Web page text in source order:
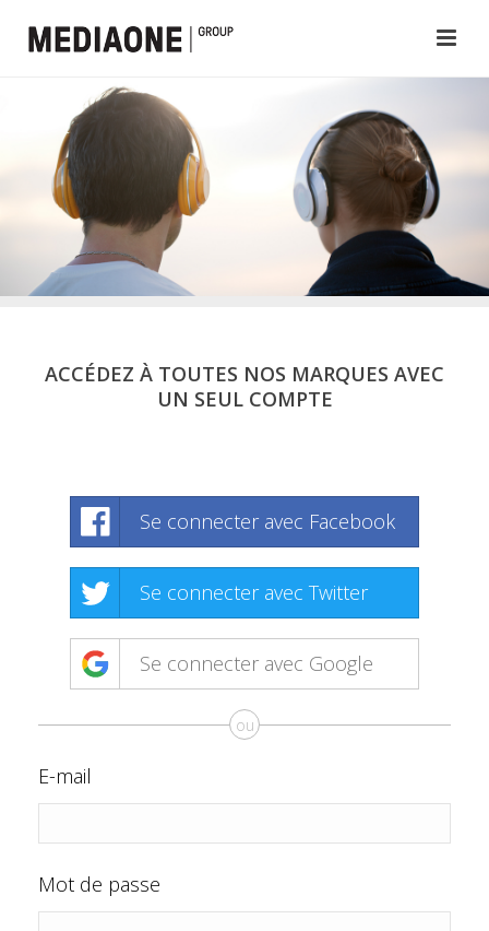
ACCÉDEZ À TOUTES NOS MARQUES AVEC
UN SEUL COMPTE
Se connecter avec Facebook
Se connecter avec Twitter
Se connecter avec Google
ou
E-mail
Mot de passe